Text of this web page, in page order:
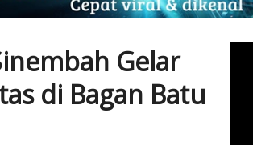
Gelar
di Bagan Batu